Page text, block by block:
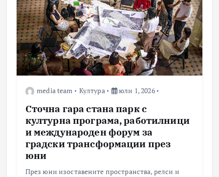
media team Култура юли 1, 2026
Сточна гара стана парк с
културна програма, работилници
и международен форум за
градски трансформации през
юни
През юни изоставените пространства, релси и